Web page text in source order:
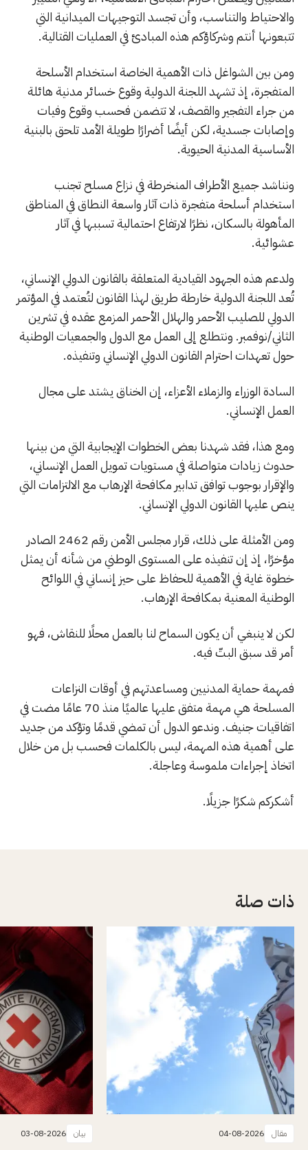
والاحتياط والتناسب، وأن تجسد التوجيهات الميدانية التي
تتبعونها أنتم وشركاؤكم هذه المبادئ في العمليات القتالية.
ومن بين الشواغل ذات الأهمية الخاصة استخدام الأسلحة
المتفجرة، إذ تشهد اللجنة الدولية وقوع خسائر مدنية هائلة
من جراء التفجير والقصف، لا تتضمن فحسب وقوع وفيات
وإصابات جسدية، لكن أيضًا أضرارًا طويلة الأمد تلحق بالبنية
الأساسية المدنية الحيوية.
ونناشد جميع الأطراف المنخرطة في نزاع مسلح تجنب
استخدام أسلحة متفجرة ذات آثار واسعة النطاق في المناطق
المأهولة بالسكان، نظرًا لارتفاع احتمالية تسببها في آثار
عشوائية.
ولدعم هذه الجهود القيادية المتعلقة بالقانون الدولي الإنساني،
تُعد اللجنة الدولية خارطة طريق لهذا القانون لتُعتمد في المؤتمر
الدولي للصليب الأحمر والهلال الأحمر المزمع عقده في تشرين
الثاني/نوفمبر. ونتطلع إلى العمل مع الدول والجمعيات الوطنية
حول تعهدات احترام القانون الدولي الإنساني وتنفيذه.
السادة الوزراء والزملاء الأعزاء، إن الخناق يشتد على مجال
العمل الإنساني.
ومع هذا، فقد شهدنا بعض الخطوات الإيجابية التي من بينها
حدوث زيادات متواصلة في مستويات تمويل العمل الإنساني،
والإقرار بوجوب توافق تدابير مكافحة الإرهاب مع الالتزامات التي
ينص عليها القانون الدولي الإنساني.
ومن الأمثلة على ذلك، قرار مجلس الأمن رقم 2462 الصادر
مؤخرًا، إذ إن تنفيذه على المستوى الوطني من شأنه أن يمثل
خطوة غاية في الأهمية للحفاظ على حيز إنساني في اللوائح
الوطنية المعنية بمكافحة الإرهاب.
لكن لا ينبغي أن يكون السماح لنا بالعمل محلًا للنقاش، فهو
أمر قد سبق البتّ فيه.
فمهمة حماية المدنيين ومساعدتهم في أوقات النزاعات
المسلحة هي مهمة متفق عليها عالميًا منذ 70 عامًا مضت في
اتفاقيات جنيف. وندعو الدول أن تمضي قدمًا وتؤكد من جديد
على أهمية هذه المهمة، ليس بالكلمات فحسب بل من خلال
اتخاذ إجراءات ملموسة وعاجلة.
أشكركم شكرًا جزيلًا.
ذات صلة
مقال 04-08-2026 بيان 03-08-2026